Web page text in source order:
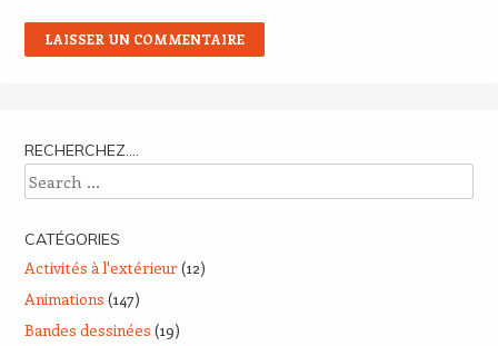
RECHERCHEZ….
Search
CATÉGORIES
Activités à l'extérieur(12)
Animations (147)
Bandes dessinées (19)